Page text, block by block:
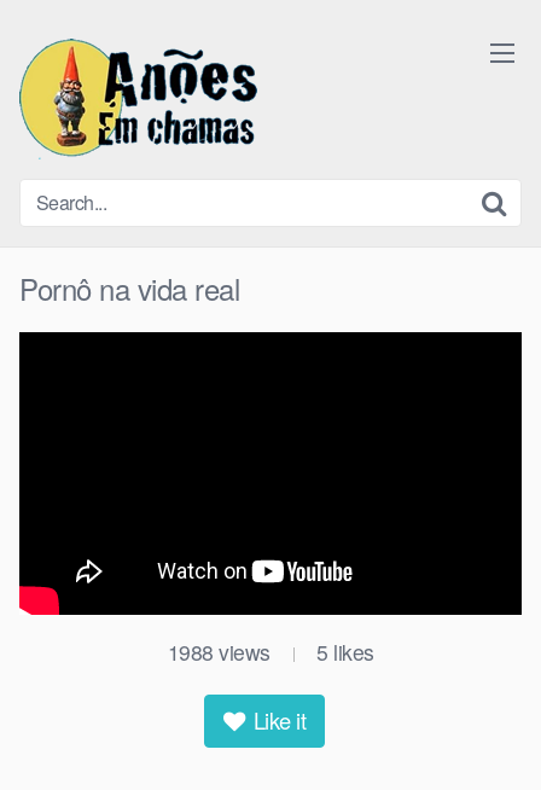
content
Pornô na vida real
1988 views | 5 likes
Like it